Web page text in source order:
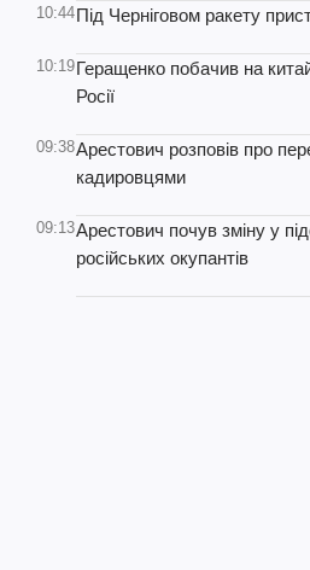
10:44Під Черніговом ракету
10:19Геращенко побачив на
Росії
09:38Арестович розповів про
кадировцями
09:13Арестович почув зміну у
російських окупантів